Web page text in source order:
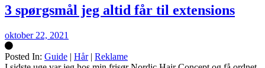
3 spørgsmål jeg altid får til extensions
oktober 22, 2021
Posted In: Guide | Hår| Reklame